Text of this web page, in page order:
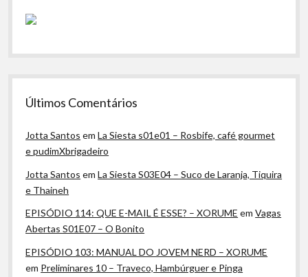
Últimos Comentários
Jotta Santos emLa Siesta s01e01 – Rosbife, café gourmet
e pudimXbrigadeiro
Jotta Santos emLa Siesta S03E04 – Suco de Laranja, Tiquira
e Thaineh
EPISÓDIO 114: QUE E-MAIL É ESSE? – XORUME emVagas
Abertas S01E07 – O Bonito
EPISÓDIO 103: MANUAL DO JOVEM NERD – XORUME
em Preliminares 10 – Traveco, Hambúrguer e Pinga